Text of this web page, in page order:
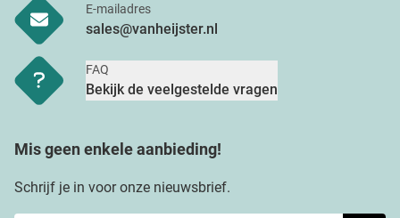
E-mailadres
sales@vanheijster.nl
FAQ
Bekijk de veelgestelde vragen
Mis geen enkele aanbieding!
Schrijf je in voor onze nieuwsbrief.